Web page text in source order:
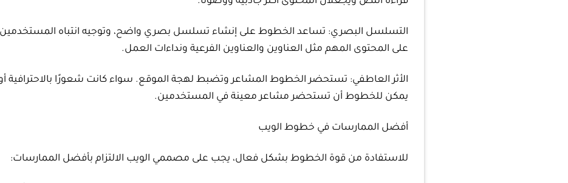
التسلسل البصري: تساعد الخطوط على إنشاء تسلسل بصري واضح، وتوجيه انتباه
على المحتوى المهم مثل العناوين والعناوين الفرعية ونداءات العمل.
الأثر العاطفي: تستحضر الخطوط المشاعر وتضبط لهجة الموقع. سواء كانت شعورًا بالاحترافية أو
يمكن للخطوط أن تستحضر مشاعر معينة في المستخدمين.
أفضل الممارسات في خطوط الويب
للاستفادة من قوة الخطوط بشكل فعال، يجب على مصممي الويب الالتزام بأفضل الممارسات: